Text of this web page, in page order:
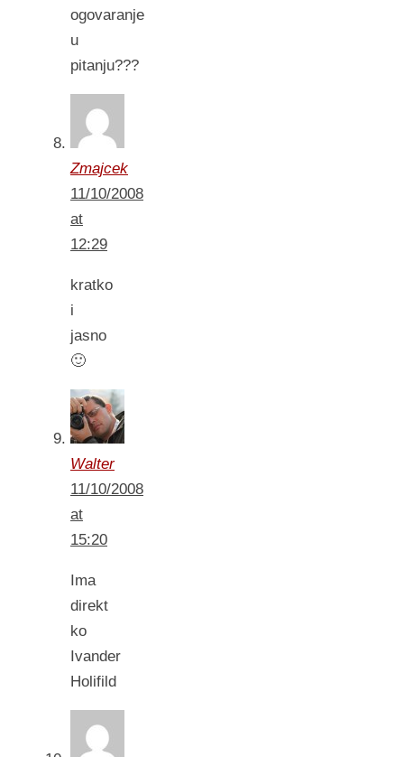
ogovaranje
u
pitanju???
Zmajcek
11/10/2008
at
12:29
kratko
i
jasno
🙂
Walter
11/10/2008
at
15:20
Ima
direkt
ko
Ivander
Holifild